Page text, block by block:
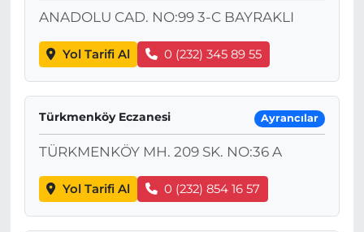
ANADOLU CAD. NO:99 3-C BAYRAKLI
Yol Tarifi Al 0 (232) 345 89 55
Türkmenköy Eczanesi Ayrancılar
TÜRKMENKÖY MH. 209 SK. NO:36 A
Yol Tarifi Al 0 (232) 854 16 57